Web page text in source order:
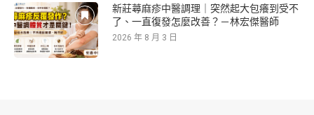
新莊蕁麻疹中醫調理｜突然起大包癢到受不
了、一直復發怎麼改善？－林宏傑醫師
2026 年 8 月 3 日